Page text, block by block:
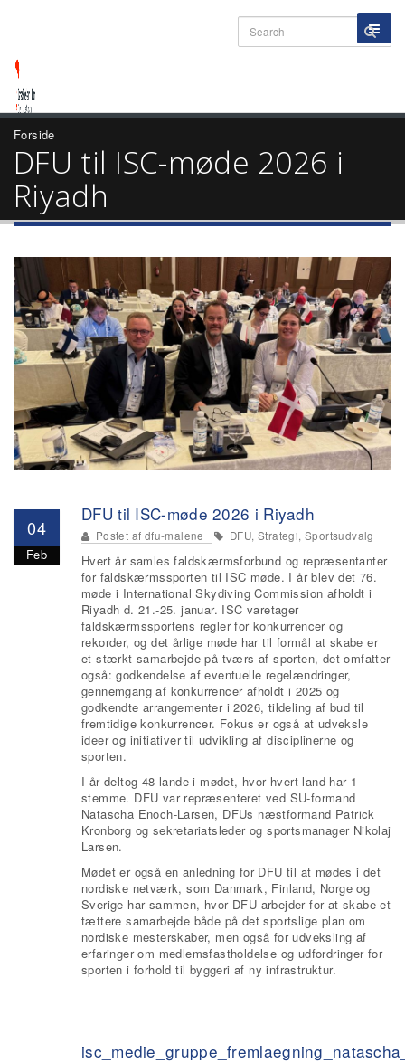
Forside
DFU til ISC-møde 2026 i
Riyadh
04
Feb
DFU til ISC-møde 2026 i Riyadh
Postet af dfu-malene DFU, Strategi, Sportsudvalg
Hvert år samles faldskærmsforbund og repræsentanter
for faldskærmssporten til ISC møde. I år blev det 76.
møde i International Skydiving Commission afholdt i
Riyadh d. 21.-25. januar. ISC varetager
faldskærmssportens regler for konkurrencer og
rekorder, og det årlige møde har til formål at skabe er
et stærkt samarbejde på tværs af sporten, det omfatter
også: godkendelse af eventuelle regelændringer,
gennemgang af konkurrencer afholdt i 2025 og
godkendte arrangementer i 2026, tildeling af bud til
fremtidige konkurrencer. Fokus er også at udveksle
ideer og initiativer til udvikling af disciplinerne og
sporten.
I år deltog 48 lande i mødet, hvor hvert land har 1
stemme. DFU var repræsenteret ved SU-formand
Natascha Enoch-Larsen, DFUs næstformand Patrick
Kronborg og sekretariatsleder og sportsmanager Nikolaj
Larsen.
Mødet er også en anledning for DFU til at mødes i det
nordiske netværk, som Danmark, Finland, Norge og
Sverige har sammen, hvor DFU arbejder for at skabe et
tættere samarbejde både på det sportslige plan om
nordiske mesterskaber, men også for udveksling af
erfaringer om medlemsfastholdelse og udfordringer for
sporten i forhold til byggeri af ny infrastruktur.